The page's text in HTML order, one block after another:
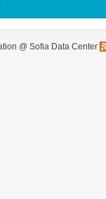
@ Sofia Data Center